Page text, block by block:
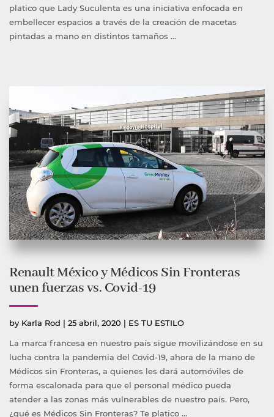
platico que Lady Suculenta es una iniciativa enfocada en
embellecer espacios a través de la creación de macetas
pintadas a mano en distintos tamaños …
Renault México y Médicos Sin Fronteras
unen fuerzas vs. Covid-19
by Publicado
Karla Rod | 25 abril, 2020 | Publicada
ES TU ESTILO
La marca francesa en nuestro país sigue movilizándose en su
lucha contra la pandemia del Covid-19, ahora de la mano de
Médicos sin Fronteras, a quienes les dará automóviles de
forma escalonada para que el personal médico pueda
atender a las zonas más vulnerables de nuestro país. Pero,
¿qué es Médicos Sin Fronteras? Te platico …